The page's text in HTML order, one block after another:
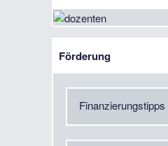
Förderung
Finanzierungstipps